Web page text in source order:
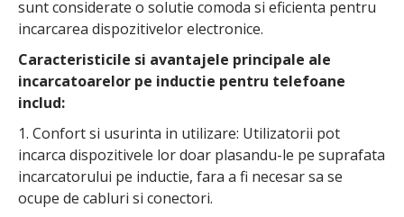
sunt considerate o solutie comoda si eficienta pentru
incarcarea dispozitivelor electronice.
Caracteristicile si avantajele principale ale
incarcatoarelor pe inductie pentru telefoane
includ:
1. Confort si usurinta in utilizare: Utilizatorii pot
incarca dispozitivele lor doar plasandu-le pe suprafata
incarcatorului pe inductie, fara a fi necesar sa se
ocupe de cabluri si conectori.